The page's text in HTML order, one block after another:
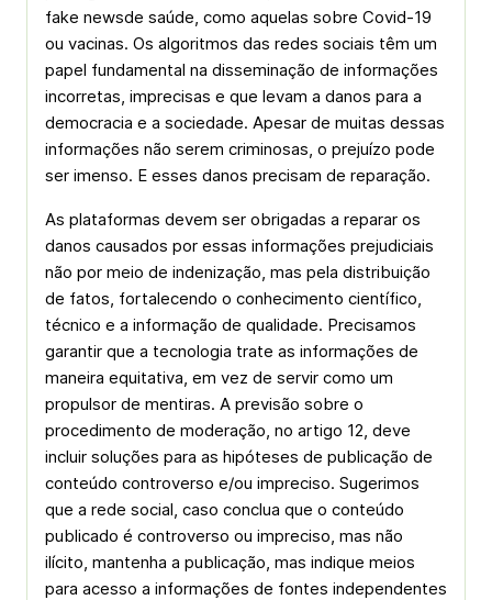
fake newsde saúde, como aquelas sobre Covid-19
ou vacinas. Os algoritmos das redes sociais têm um
papel fundamental na disseminação de informações
incorretas, imprecisas e que levam a danos para a
democracia e a sociedade. Apesar de muitas dessas
informações não serem criminosas, o prejuízo pode
ser imenso. E esses danos precisam de reparação.
As plataformas devem ser obrigadas a reparar os
danos causados por essas informações prejudiciais
não por meio de indenização, mas pela distribuição
de fatos, fortalecendo o conhecimento científico,
técnico e a informação de qualidade. Precisamos
garantir que a tecnologia trate as informações de
maneira equitativa, em vez de servir como um
propulsor de mentiras. A previsão sobre o
procedimento de moderação, no artigo 12, deve
incluir soluções para as hipóteses de publicação de
conteúdo controverso e/ou impreciso. Sugerimos
que a rede social, caso conclua que o conteúdo
publicado é controverso ou impreciso, mas não
ilícito, mantenha a publicação, mas indique meios
para acesso a informações de fontes independentes